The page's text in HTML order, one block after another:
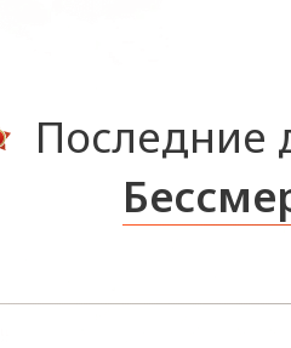
Последние